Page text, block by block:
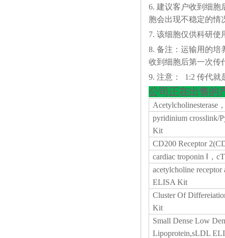
6. 建议客户收到细胞
胞会出现不稳定的
7. 该细胞仅供科研使
8. 备注：运输用的
收到细胞后第一次传
9. 注意： 1:2 传代就
公司正在出售的
Acetylcholinesterase
pyridinium crosslink/
Kit
CD200 Receptor
cardiac troponin Ⅰ，
acetylcholine
ELISA Kit
Cluster Of
Kit
Small Dense Low
Lipoprotein,sLDL